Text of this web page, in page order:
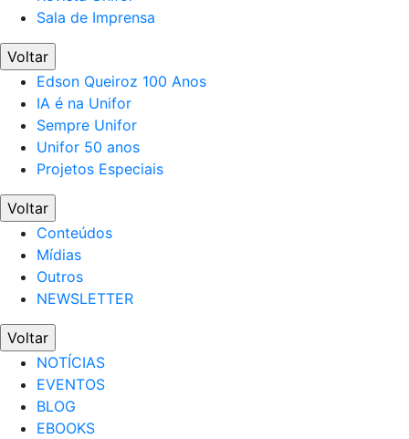
Sala de Imprensa
Voltar
Edson Queiroz 100 Anos
IA é na Unifor
Sempre Unifor
Unifor 50 anos
Projetos Especiais
Voltar
Conteúdos
Mídias
Outros
NEWSLETTER
Voltar
NOTÍCIAS
EVENTOS
BLOG
EBOOKS